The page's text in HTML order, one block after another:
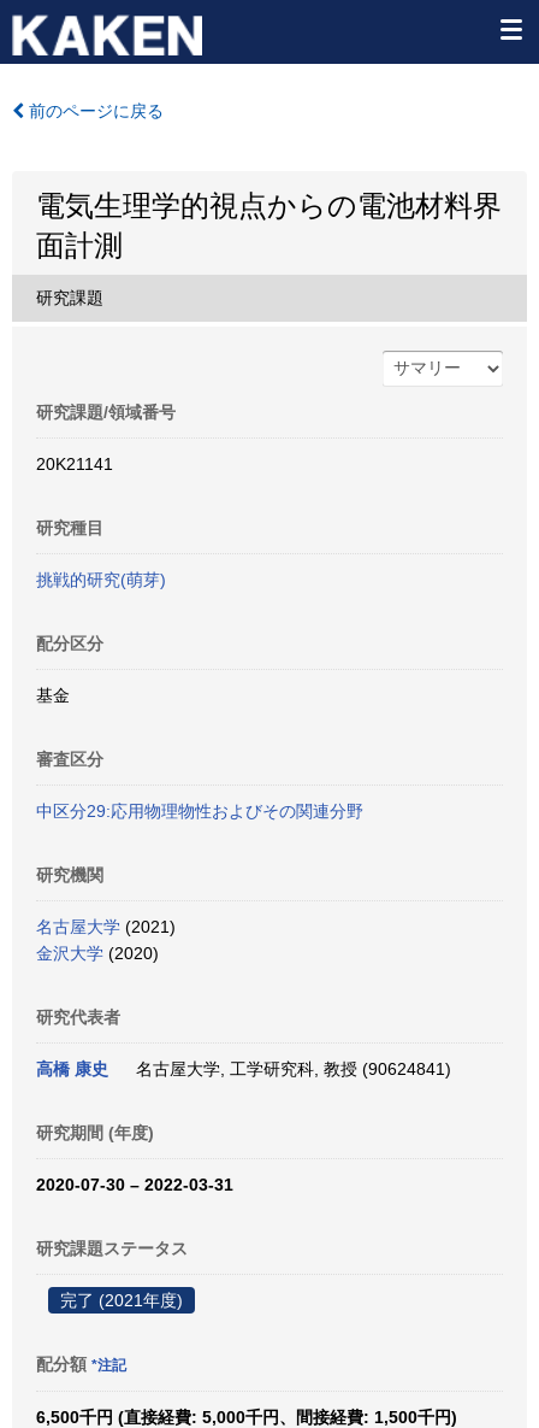
前のページに戻る
電気生理学的視点からの電池材料界
面計測
研究課題
研究課題/領域番号
20K21141
研究種目
挑戦的研究(萌芽)
配分区分
基金
審査区分
中区分29:応用物理物性およびその関連分野
研究機関
名古屋大学 (2021)
金沢大学 (2020)
研究代表者
高橋 康史 名古屋大学, 工学研究科, 教授 (90624841)
研究期間 (年度)
2020-07-30 – 2022-03-31
研究課題ステータス
完了 (2021年度)
配分額 *注記
6,500千円 (直接経費: 5,000千円、間接経費: 1,500千円)